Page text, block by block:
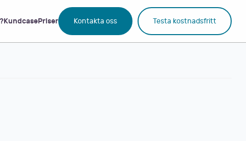
KundcasePriser Kontakta oss Testa kostnadsfritt